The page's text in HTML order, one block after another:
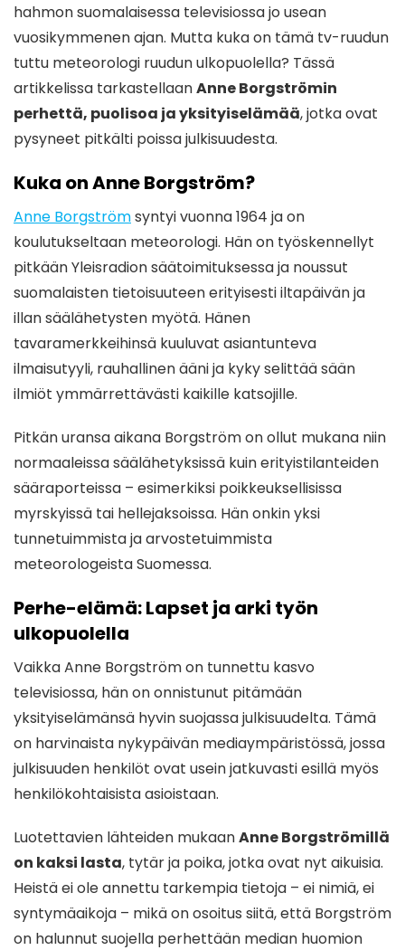
hahmon suomalaisessa televisiossa jo usean
vuosikymmenen ajan. Mutta kuka on tämä tv-ruudun
tuttu meteorologi ruudun ulkopuolella? Tässä
artikkelissa tarkastellaanAnne Borgströmin
perhettä, puolisoa ja yksityiselämää, jotka ovat
pysyneet pitkälti poissa julkisuudesta.
Kuka on Anne Borgström?
Anne Borgströmsyntyi vuonna 1964 ja on
koulutukseltaan meteorologi. Hän on työskennellyt
pitkään Yleisradion säätoimituksessa ja noussut
suomalaisten tietoisuuteen erityisesti iltapäivän ja
illan säälähetysten myötä. Hänen
tavaramerkkeihinsä kuuluvat asiantunteva
ilmaisutyyli, rauhallinen ääni ja kyky selittää sään
ilmiöt ymmärrettävästi kaikille katsojille.
Pitkän uransa aikana Borgström on ollut mukana niin
normaaleissa säälähetyksissä kuin erityistilanteiden
sääraporteissa – esimerkiksi poikkeuksellisissa
myrskyissä tai hellejaksoissa. Hän onkin yksi
tunnetuimmista ja arvostetuimmista
meteorologeista Suomessa.
Perhe-elämä: Lapset ja arki työn
ulkopuolella
Vaikka Anne Borgström on tunnettu kasvo
televisiossa, hän on onnistunut pitämään
yksityiselämänsä hyvin suojassa julkisuudelta. Tämä
on harvinaista nykypäivän mediaympäristössä, jossa
julkisuuden henkilöt ovat usein jatkuvasti esillä myös
henkilökohtaisista asioistaan.
Luotettavien lähteiden mukaanAnne Borgströmillä
on kaksi lasta, tytär ja poika, jotka ovat nyt aikuisia.
Heistä ei ole annettu tarkempia tietoja – ei nimiä, ei
syntymäaikoja – mikä on osoitus siitä, että Borgström
on halunnut suojella perhettään median huomion